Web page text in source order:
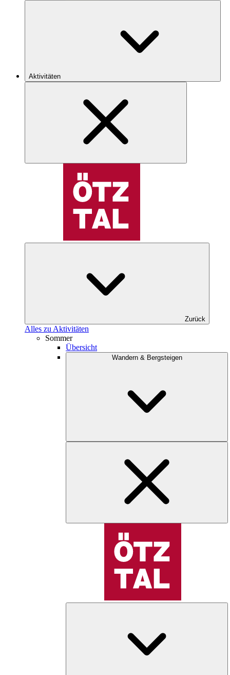
Aktivitäten
Zurück
Alles zu Aktivitäten
Sommer
Übersicht
Wandern & Bergsteigen